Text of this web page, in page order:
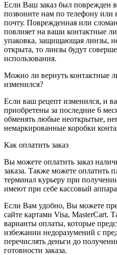
Если Ваш заказ был поврежден
позвоните нам по телефону
почту. Поврежденная или
повлияет на ваши контактные
упаковка, защищающая линзы,
открыта, то линзы будут
использования.
Можно ли вернуть контактные
изменился?
Если ваш рецепт изменился, и
приобретены за последние 6
обменять любые неоткрытые,
немаркированные коробки
Как оплатить заказ
Вы можете оплатить заказ
заказа. Также можете оплатить
терминал курьеру при
имеют при себе кассовый
Если Вам удобно, Вы можете
сайте картами Visa, MasterCart.
варианты оплаты, которые
избежании недоразумений с
перечислять деньги до
готовности заказа.